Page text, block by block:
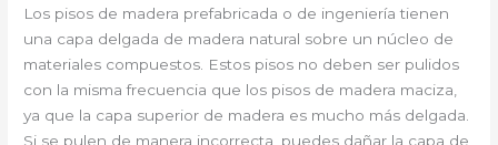
Los pisos de madera prefabricada o de ingeniería tienen
una capa delgada de madera natural sobre un núcleo de
materiales compuestos. Estos pisos no deben ser pulidos
con la misma frecuencia que los pisos de madera maciza,
ya que la capa superior de madera es mucho más delgada.
Si se pulen de manera incorrecta, puedes dañar la capa de